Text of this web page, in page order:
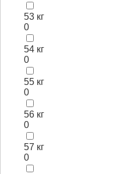
53 кг
0
54 кг
0
55 кг
0
56 кг
0
57 кг
0